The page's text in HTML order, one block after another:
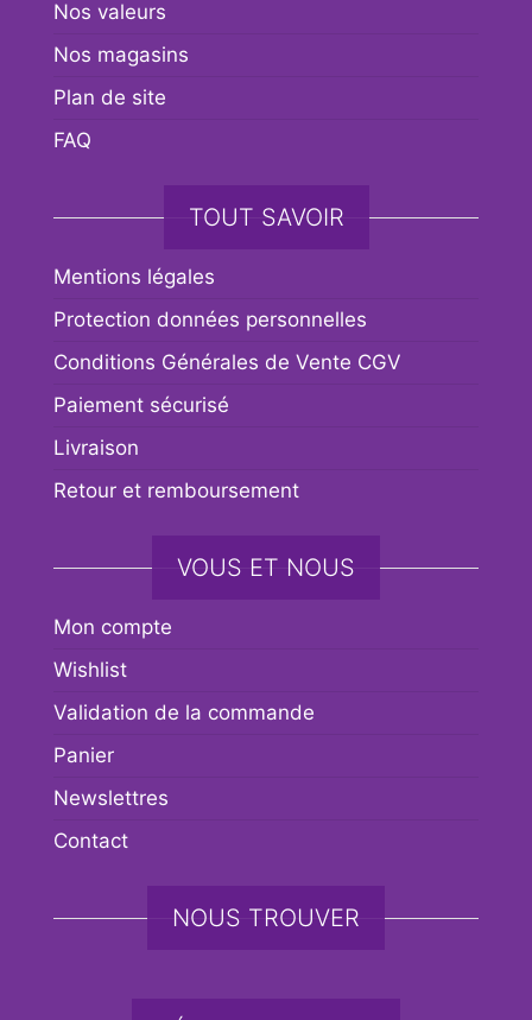
Nos valeurs
Nos magasins
Plan de site
FAQ
TOUT SAVOIR
Mentions légales
Protection données personnelles
Conditions Générales de Vente CGV
Paiement sécurisé
Livraison
Retour et remboursement
VOUS ET NOUS
Mon compte
Wishlist
Validation de la commande
Panier
Newslettres
Contact
NOUS TROUVER